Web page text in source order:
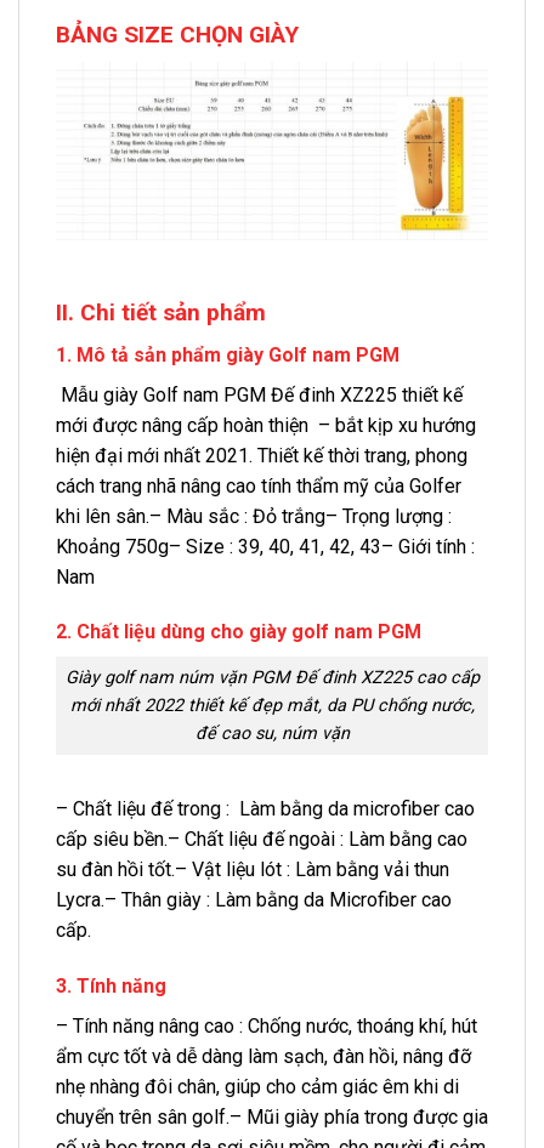
BẢNG SIZE CHỌN GIÀY
II. Chi tiết sản phẩm
1. Mô tả sản phẩm giày Golf nam PGM
Mẫu giày Golf nam PGM Đế đinh XZ225 thiết kế
mới được nâng cấp hoàn thiện – bắt kịp xu hướng
hiện đại mới nhất 2021. Thiết kế thời trang, phong
cách trang nhã nâng cao tính thẩm mỹ của Golfer
khi lên sân.– Màu sắc : Đỏ trắng– Trọng lượng :
Khoảng 750g– Size : 39, 40, 41, 42, 43– Giới tính :
Nam
2. Chất liệu dùng cho giày golf nam PGM
Giày golf nam núm vặn PGM Đế đinh XZ225 cao cấp
mới nhất 2022 thiết kế đẹp mắt, da PU chống nước,
đế cao su, núm vặn
– Chất liệu đế trong : Làm bằng da microfiber cao
cấp siêu bền.– Chất liệu đế ngoài : Làm bằng cao
su đàn hồi tốt.– Vật liệu lót : Làm bằng vải thun
Lycra.– Thân giày : Làm bằng da Microfiber cao
cấp.
3. Tính năng
– Tính năng nâng cao : Chống nước, thoáng khí, hút
ẩm cực tốt và dễ dàng làm sạch, đàn hồi, nâng đỡ
nhẹ nhàng đôi chân, giúp cho cảm giác êm khi di
chuyển trên sân golf.– Mũi giày phía trong được gia